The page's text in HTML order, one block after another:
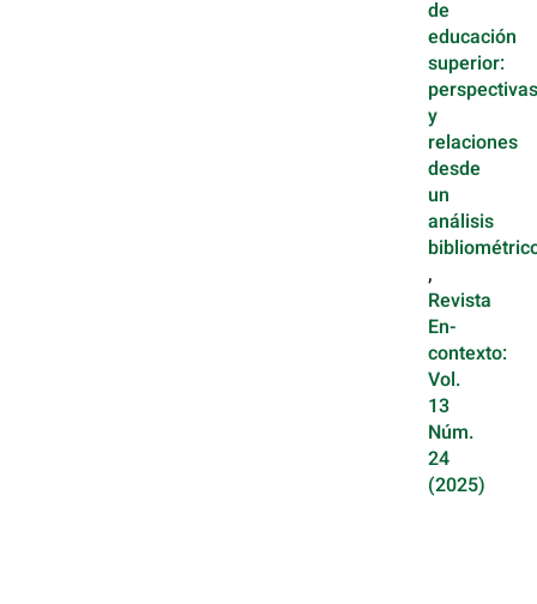
de
educación
superior:
perspectivas
y
relaciones
desde
un
análisis
,
Revista
En-
contexto:
Vol.
13
Núm.
24
(2025)